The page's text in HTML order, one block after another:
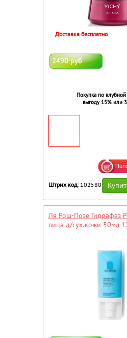
2490 руб
Покупка по клубной
выгоду 15% или
Доставка бесплатно
Штрих код: 102580
Ля Рош-Позе Гидрафаз
лица д/сух.кожи 50мл